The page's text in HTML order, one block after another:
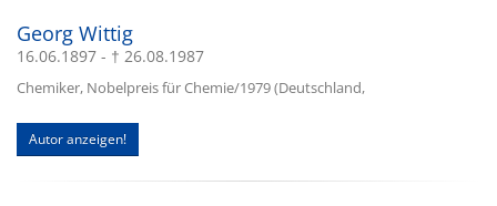
Georg Wittig
16.06.1897 - † 26.08.1987
Chemiker, Nobelpreis für Chemie/1979 (Deutschland,
Autor anzeigen!